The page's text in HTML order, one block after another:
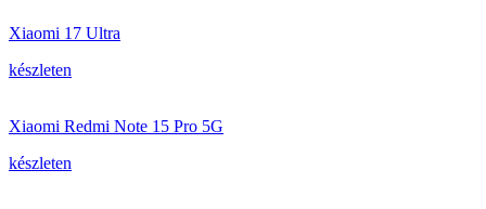
Xiaomi 17 Ultra
készleten
Xiaomi Redmi Note 15 Pro 5G
készleten